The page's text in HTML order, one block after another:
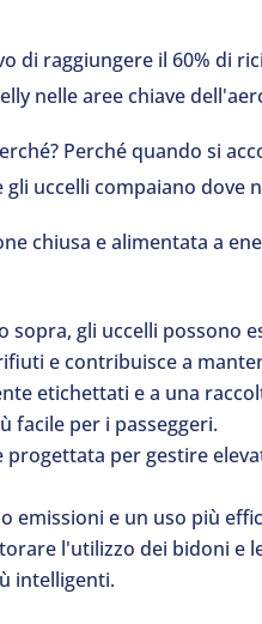
raggiungere il 60% di
nelle aree chiave
Perché quando si
uccelli compaiano dove
chiusa e alimentata a
sopra, gli uccelli possono
e contribuisce a
etichettati e a una
facile per i passeggeri.
progettata per gestire
emissioni e un uso più
l'utilizzo dei bidoni e
intelligenti.